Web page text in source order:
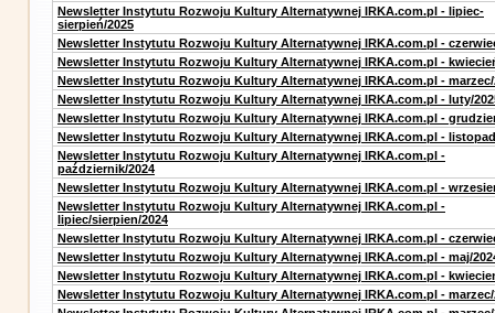
Newsletter Instytutu Rozwoju Kultury Alternatywnej IRKA.com.pl - lipiec-
sierpień/2025
Newsletter Instytutu Rozwoju Kultury Alternatywnej IRKA.com.pl -
Newsletter Instytutu Rozwoju Kultury Alternatywnej IRKA.com.pl -
Newsletter Instytutu Rozwoju Kultury Alternatywnej IRKA.com.pl - marzec/
Newsletter Instytutu Rozwoju Kultury Alternatywnej IRKA.com.pl - luty/
Newsletter Instytutu Rozwoju Kultury Alternatywnej IRKA.com.pl -
Newsletter Instytutu Rozwoju Kultury Alternatywnej IRKA.com.pl -
Newsletter Instytutu Rozwoju Kultury Alternatywnej IRKA.com.pl -
październik/2024
Newsletter Instytutu Rozwoju Kultury Alternatywnej IRKA.com.pl -
Newsletter Instytutu Rozwoju Kultury Alternatywnej IRKA.com.pl -
lipiec/sierpien/2024
Newsletter Instytutu Rozwoju Kultury Alternatywnej IRKA.com.pl -
Newsletter Instytutu Rozwoju Kultury Alternatywnej IRKA.com.pl - maj/
Newsletter Instytutu Rozwoju Kultury Alternatywnej IRKA.com.pl -
Newsletter Instytutu Rozwoju Kultury Alternatywnej IRKA.com.pl - marzec/